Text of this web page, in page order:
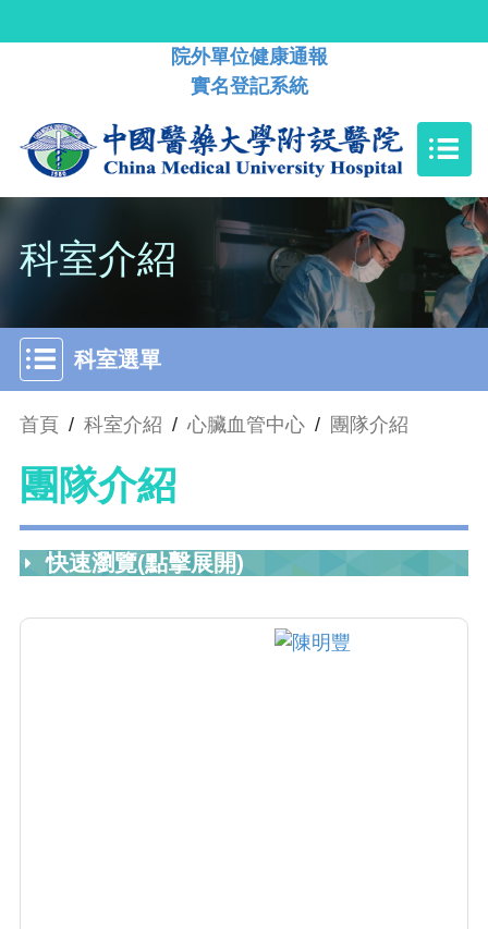
院外單位健康通報
實名登記系統
科室介紹
科室選單
首頁 / 科室介紹 / 心臟血管中心 / 團隊介紹
團隊介紹
快速瀏覽(點擊展開)